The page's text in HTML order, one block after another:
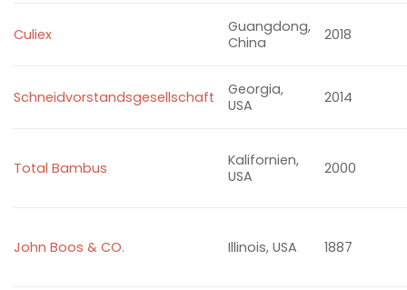
Culiex
Guangdong,
China
2018
Schneidvorstandsgesellschaft
Georgia,
USA
2014
Total Bambus
Kalifornien,
USA
2000
John Boos & CO. Illinois, USA 1887